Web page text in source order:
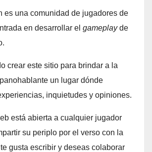
es una comunidad de jugadores de
en desarrollar el gameplayde
crear este sitio para brindar a la
un lugar dónde
inquietudes y opiniones.
está abierta a cualquier jugador
su periplo por el verso con la
gusta escribir y deseas colaborar